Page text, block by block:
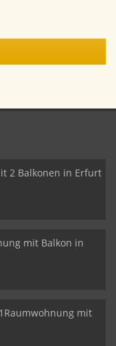
2 Balkonen in Erfurt
mit Balkon in
mit